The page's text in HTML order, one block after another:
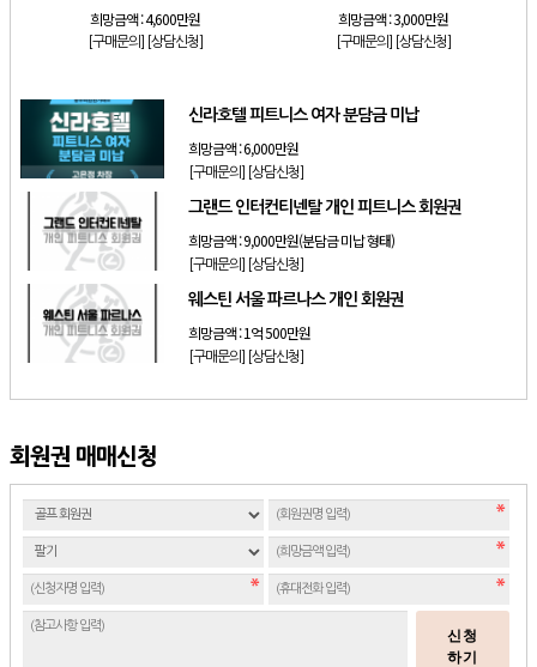
희망금액 :4,600만원
[구매문의] [상담신청]
희망금액 :3,000만원
[구매문의] [상담신청]
신라호텔 피트니스 여자 분담금 미납
희망금액 :6,000만원
[구매문의] [상담신청]
그랜드 인터컨티넨탈 개인 피트니스 회원권
희망금액 :9,000만원(분담금 미납 형태)
[구매문의] [상담신청]
웨스틴 서울 파르나스 개인 회원권
희망금액 :1억 500만원
[구매문의] [상담신청]
회원권 매매신청
신청
하기